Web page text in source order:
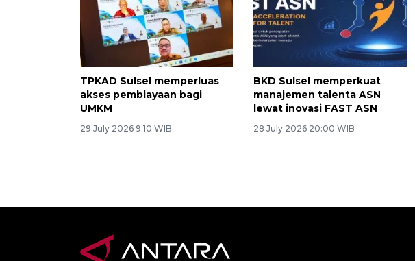
TPKAD Sulsel memperluas
akses pembiayaan bagi
UMKM
29 July 2026 9:10 WIB
BKD Sulsel memperkuat
manajemen talenta ASN
lewat inovasi FAST ASN
28 July 2026 20:00 WIB